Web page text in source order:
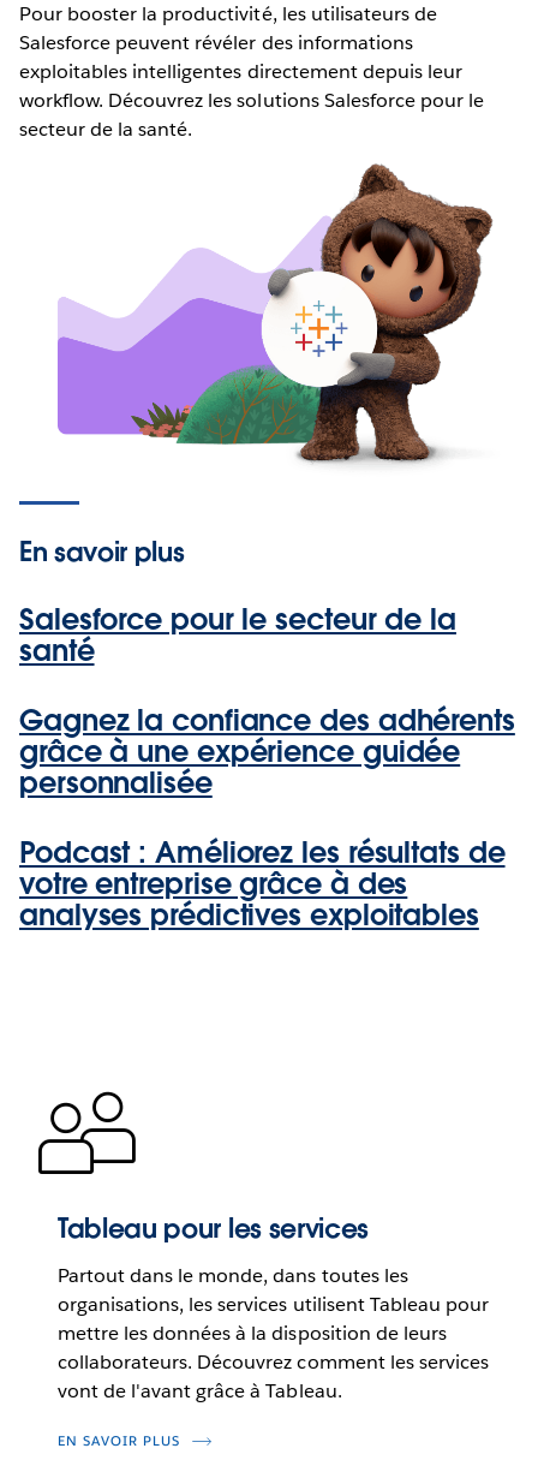
Pour booster la productivité, les utilisateurs de
Salesforce peuvent révéler des informations
exploitables intelligentes directement depuis leur
workflow. Découvrez les solutions Salesforce pour le
secteur de la santé.
En savoir plus
Salesforce pour le secteur de la
santé
Gagnez la confiance des adhérents
grâce à une expérience guidée
personnalisée
Podcast : Améliorez les résultats de
votre entreprise grâce à des
analyses prédictives exploitables
Tableau pour les services
Partout dans le monde, dans toutes les
organisations, les services utilisent Tableau pour
mettre les données à la disposition de leurs
collaborateurs. Découvrez comment les services
vont de l'avant grâce à Tableau.
EN SAVOIR PLUS